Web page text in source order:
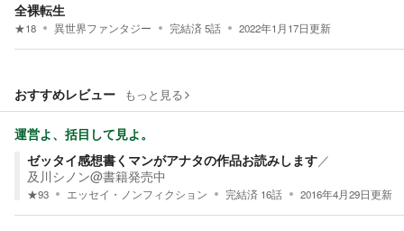
全裸転生
★18 異世界ファンタジー 完結済5話 2022年1月17日更新
おすすめレビュー もっと見る
運営よ、括目して見よ。
ゼッタイ感想書くマンがアナタの作品お読みします／
及川シノン@書籍発売中
★93 エッセイ・ノンフィクション 完結済 16話 2016年4月29日更新